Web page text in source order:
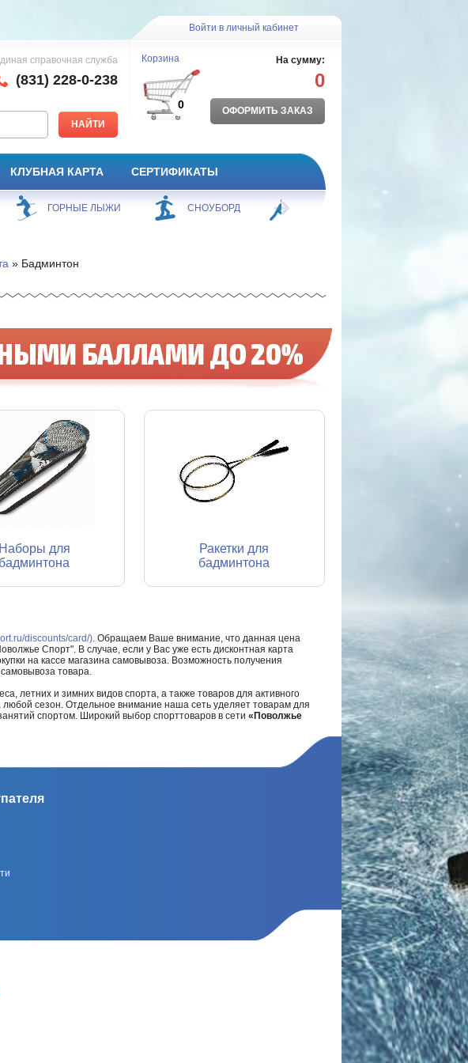
Войти в личный кабинет
справочная служба
(831) 228-0-238
Корзина
0
На сумму:
0
ОФОРМИТЬ ЗАКАЗ
КЛУБНАЯ КАРТА СЕРТИФИКАТЫ
ГОРНЫЕ ЛЫЖИ СНОУБОРД
» Бадминтон
Наборы для
бадминтона
Ракетки для
бадминтона
discounts/card/). Обращаем Ваше внимание, что данная цена
Спорт". В случае, если у Вас уже есть дисконтная карта
на кассе магазина самовывоза. Возможность получения
товара.
летних и зимних видов спорта, а также товаров для активного
сезон. Отдельное внимание наша сеть уделяет товарам для
спортом. Широкий выбор спорттоваров в сети «Поволжье